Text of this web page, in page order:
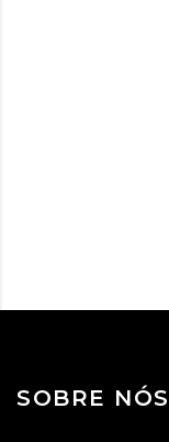
SOBRE NÓS